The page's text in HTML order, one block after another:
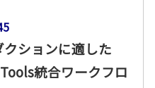
ションに適した
統合ワークフロ